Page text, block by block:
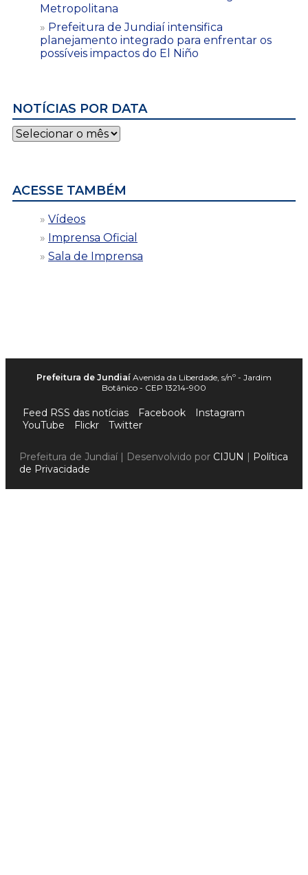
Metropolitana
Prefeitura de Jundiaí intensifica
planejamento integrado para enfrentar os
possíveis impactos do El Niño
NOTÍCIAS POR DATA
Notícias
por
ACESSE TAMBÉM
Vídeos
Imprensa Oficial
Sala de Imprensa
Prefeitura de Jundiaí Avenida da Liberdade, s/nº - Jardim
Botânico - CEP 13214-900
Feed RSS das notícias Facebook
Instagram
YouTube
Flickr Twitter
Prefeitura de Jundiaí | Desenvolvido por CIJUN
Política
de Privacidade